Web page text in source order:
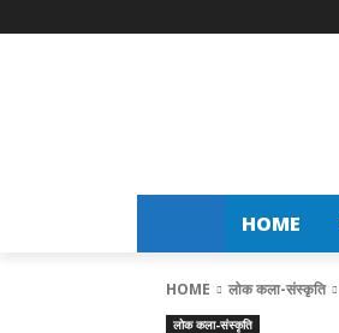
HOME
HOME लोक कला-संस्कृति
लोक कला-संस्कृति